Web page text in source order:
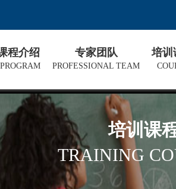
程介绍 专家团队
PROFESSIONAL TEAM
培训
培训课
TRAINING